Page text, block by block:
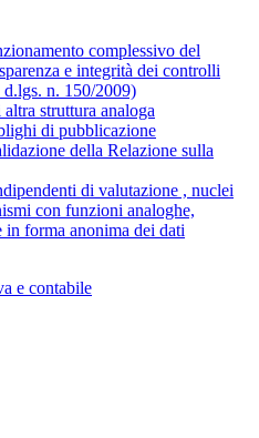
complessivo del
e integrità dei controlli
n. 150/2009)
struttura analoga
di pubblicazione
della Relazione sulla
di valutazione , nuclei
con funzioni analoghe,
forma anonima dei dati
e contabile